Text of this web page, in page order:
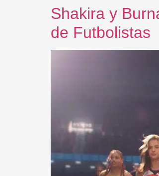
Shakira y
de Futbolistas